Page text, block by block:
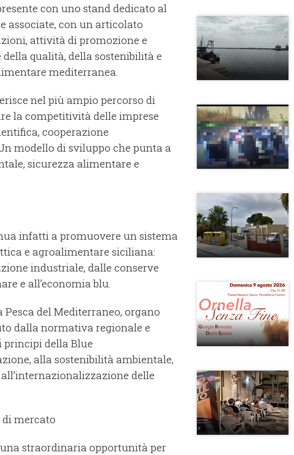
con uno stand dedicato al
associate, con un articolato
attività di promozione e
qualità, della sostenibilità e
mediterranea.
nel più ampio percorso di
la competitività delle imprese
cooperazione
modello di sviluppo che punta a
sicurezza alimentare e
infatti a promuovere un sistema
e agroalimentare siciliana:
industriale, dalle conserve
e all’economia blu.
del Mediterraneo, organo
dalla normativa regionale e
principi della Blue
alla sostenibilità ambientale,
delle
mercato
straordinaria opportunità per